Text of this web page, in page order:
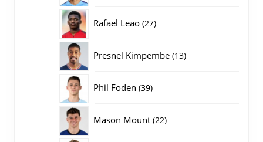
Rafael Leao 2727
Presnel Kimpembe 1313
Phil Foden 3939
Mason Mount 2222